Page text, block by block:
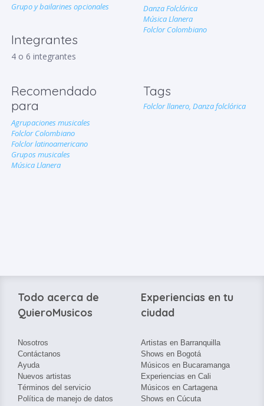
Grupo y bailarines opcionales
Integrantes
4 o 6 integrantes
Danza Folclórica
Música Llanera
Folclor Colombiano
Recomendado
para
Agrupaciones musicales
Folclor Colombiano
Folclor latinoamericano
Grupos musicales
Música Llanera
Tags
Folclor llanero, Danza folclórica
Todo acerca de
QuieroMusicos
Nosotros
Contáctanos
Ayuda
Nuevos artistas
Términos del servicio
Política de manejo de datos
Experiencias en tu
ciudad
Artistas en Barranquilla
Shows en Bogotá
Músicos en Bucaramanga
Experiencias en Cali
Músicos en Cartagena
Shows en Cúcuta